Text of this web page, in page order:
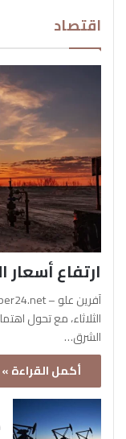
اقتصاد
ارتفاع أسعار
الثلاثاء، مع تحول
الشرق…
أكمل القراءة »